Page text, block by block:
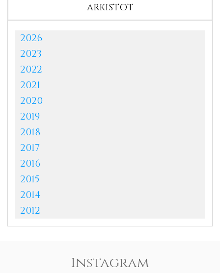
ARKISTOT
2026
2023
2022
2021
2020
2019
2018
2017
2016
2015
2014
2012
Instagram